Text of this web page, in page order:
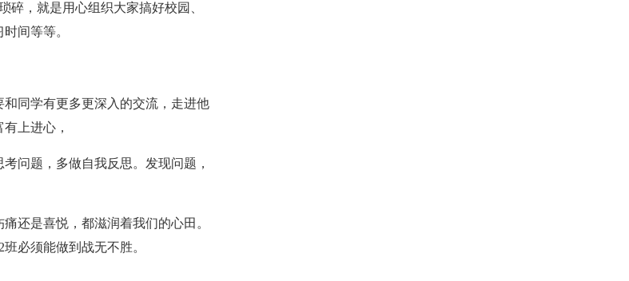
碎，就是用心组织大家搞好校园、
间等等。
同学有更多更深入的交流，走进他
上进心，
问题，多做自我反思。发现问题，
还是喜悦，都滋润着我们的心田。
必须能做到战无不胜。